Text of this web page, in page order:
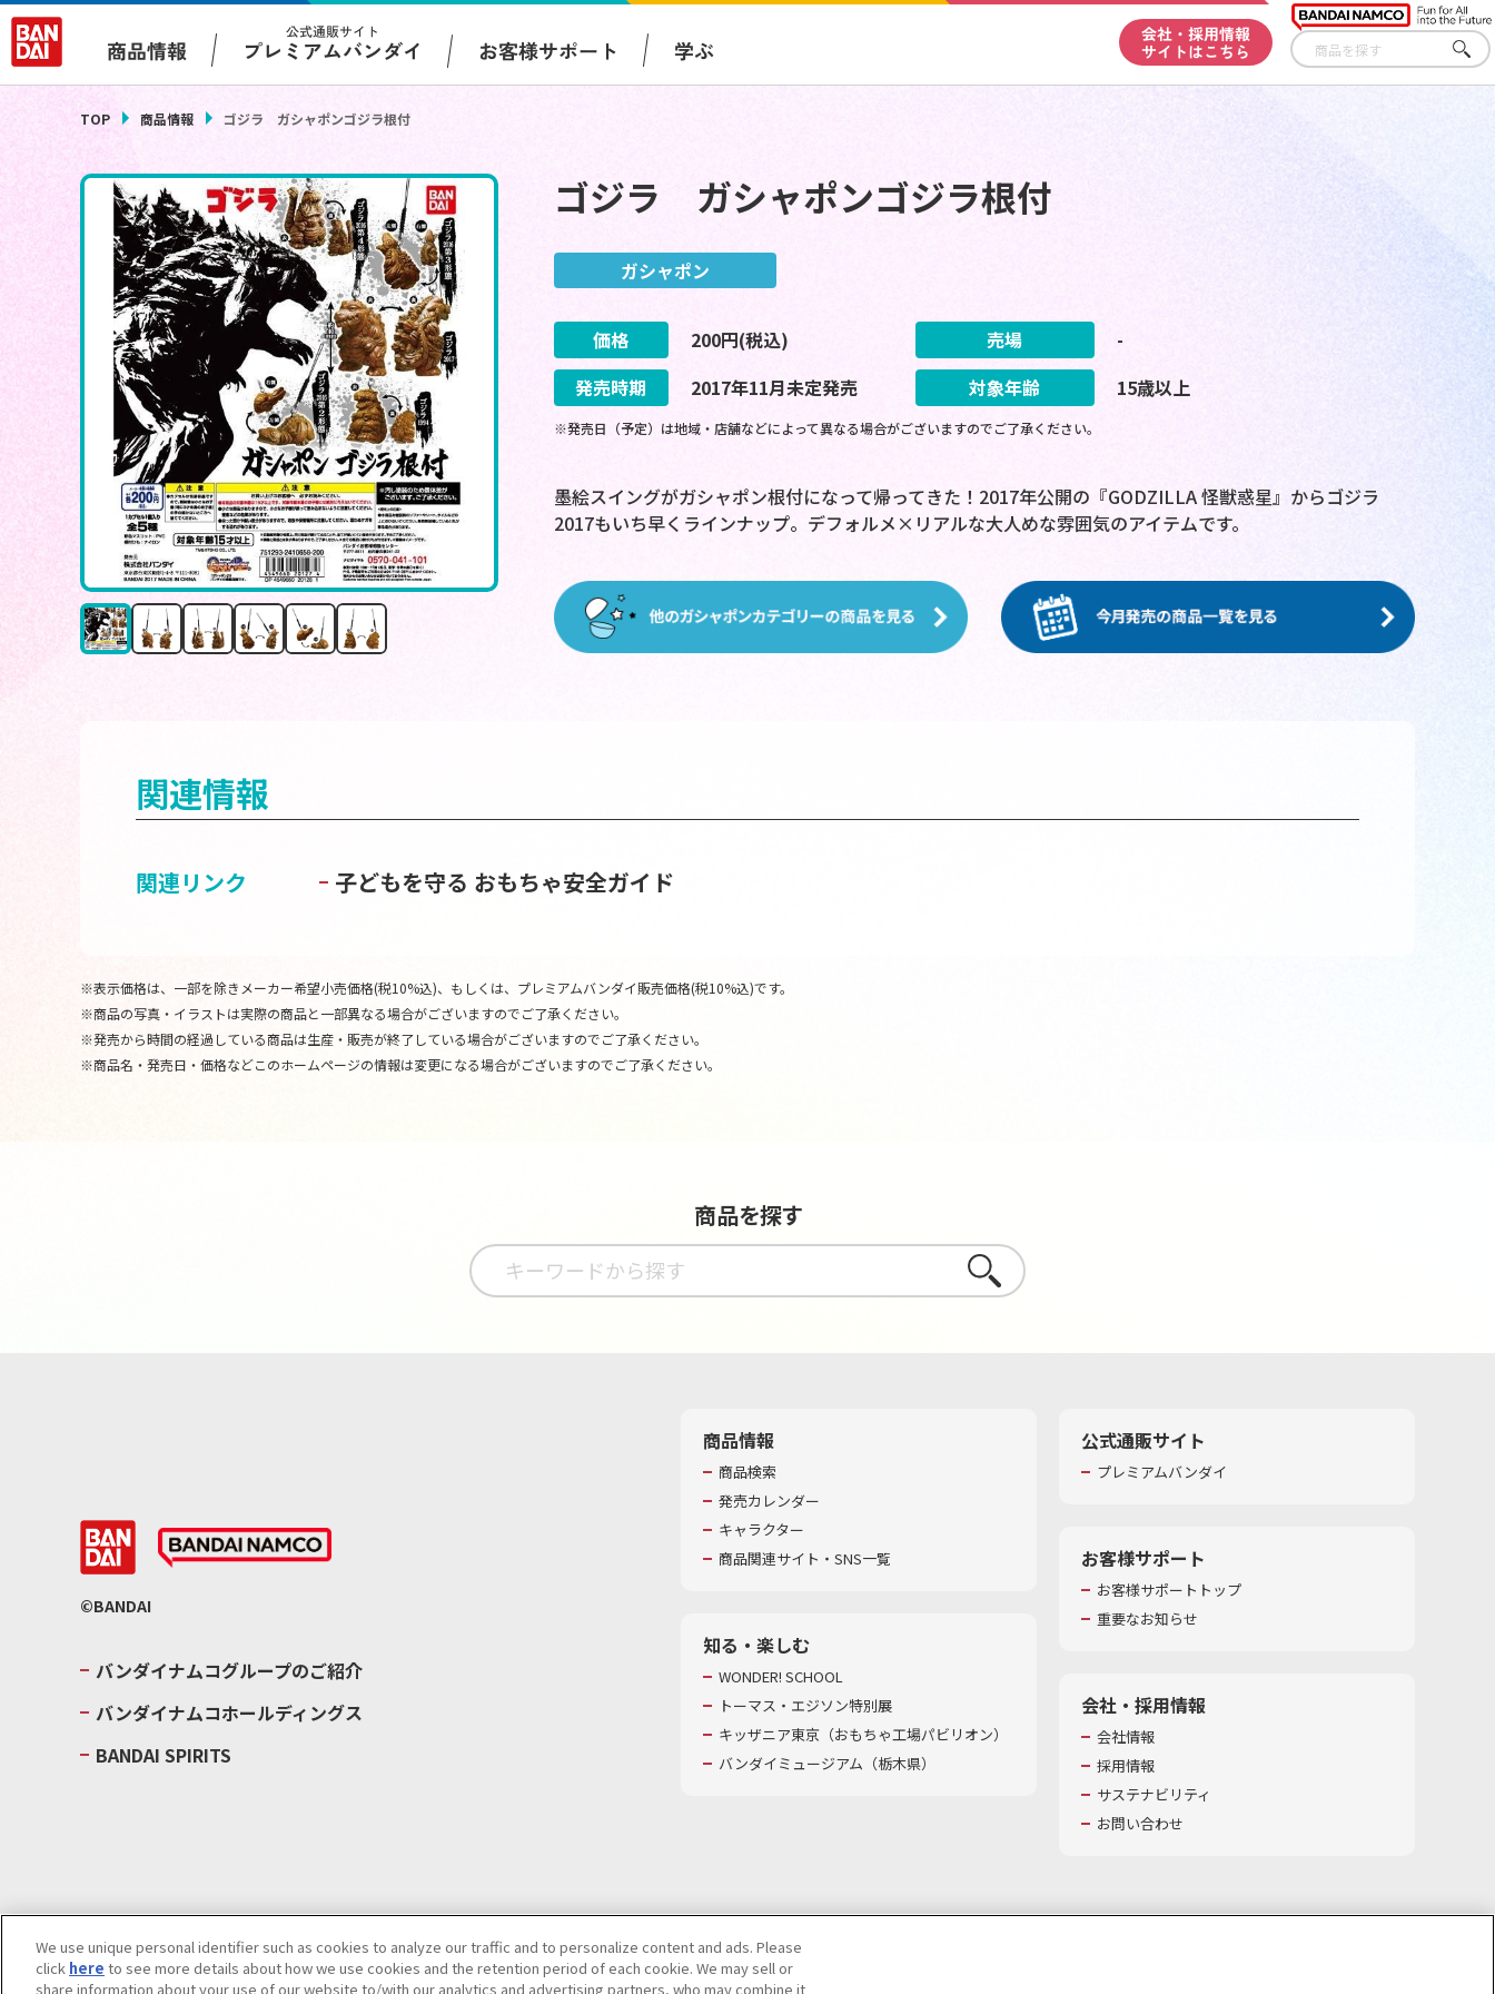
商品情報
公式通販サイト
プレミアムバンダイ お客様サポート 学ぶ
会社・採用情報
サイトはこちら
さが
す
TOP 商品情報 ゴジラ ガシャポンゴジラ根付
ゴジラ ガシャポンゴジラ根付
ガシャポン
価格 200円(税込) 売場
-
発売時期
2017年11月未定発売 対象年齢 15歳以上
※発売日（予定）は地域・店舗などによって異なる場合がございますのでご了承ください。
墨絵スイングがガシャポン根付になって帰ってきた！2017年公開の『GODZILLA 怪獣惑星』からゴジラ
2017もいち早くラインナップ。デフォルメ×リアルな大人めな雰囲気のアイテムです。
関連情報
関連リンク 子どもを守る おもちゃ安全ガイド
※表示価格は、一部を除きメーカー希望小売価格(税10%込)、もしくは、プレミアムバンダイ販売価格(税10%込)です。
※商品の写真・イラストは実際の商品と一部異なる場合がございますのでご了承ください。
※発売から時間の経過している商品は生産・販売が終了している場合がございますのでご了承ください。
※商品名・発売日・価格などこのホームページの情報は変更になる場合がございますのでご了承ください。
商品を探す
さがす
©BANDAI
バンダイナムコグループのご紹介
バンダイナムコホールディングス
BANDAI SPIRITS
商品情報
商品検索
発売カレンダー
キャラクター
商品関連サイト・SNS一覧
知る・楽しむ
WONDER! SCHOOL
トーマス・エジソン特別展
キッザニア東京（おもちゃ工場パビリオン）​
バンダイミュージアム（栃木県）
公式通販サイト
プレミアムバンダイ
お客様サポート
お客様サポートトップ
重要なお知らせ
会社・採用情報
会社情報
採用情報
サステナビリティ
お問い合わせ
ウェブサイトご利用条件ソーシャルメディアポリシー個人情報及び特定個人情報等の取り扱いに関する保護方針
We use unique personal identifier such as cookies to analyze our traffic and to personalize content and ads. Please
click here to see more details about how we use cookies and the retention period of each cookie. We may sell or
share information about your use of our website to/with our analytics and advertising partners, who may combine it